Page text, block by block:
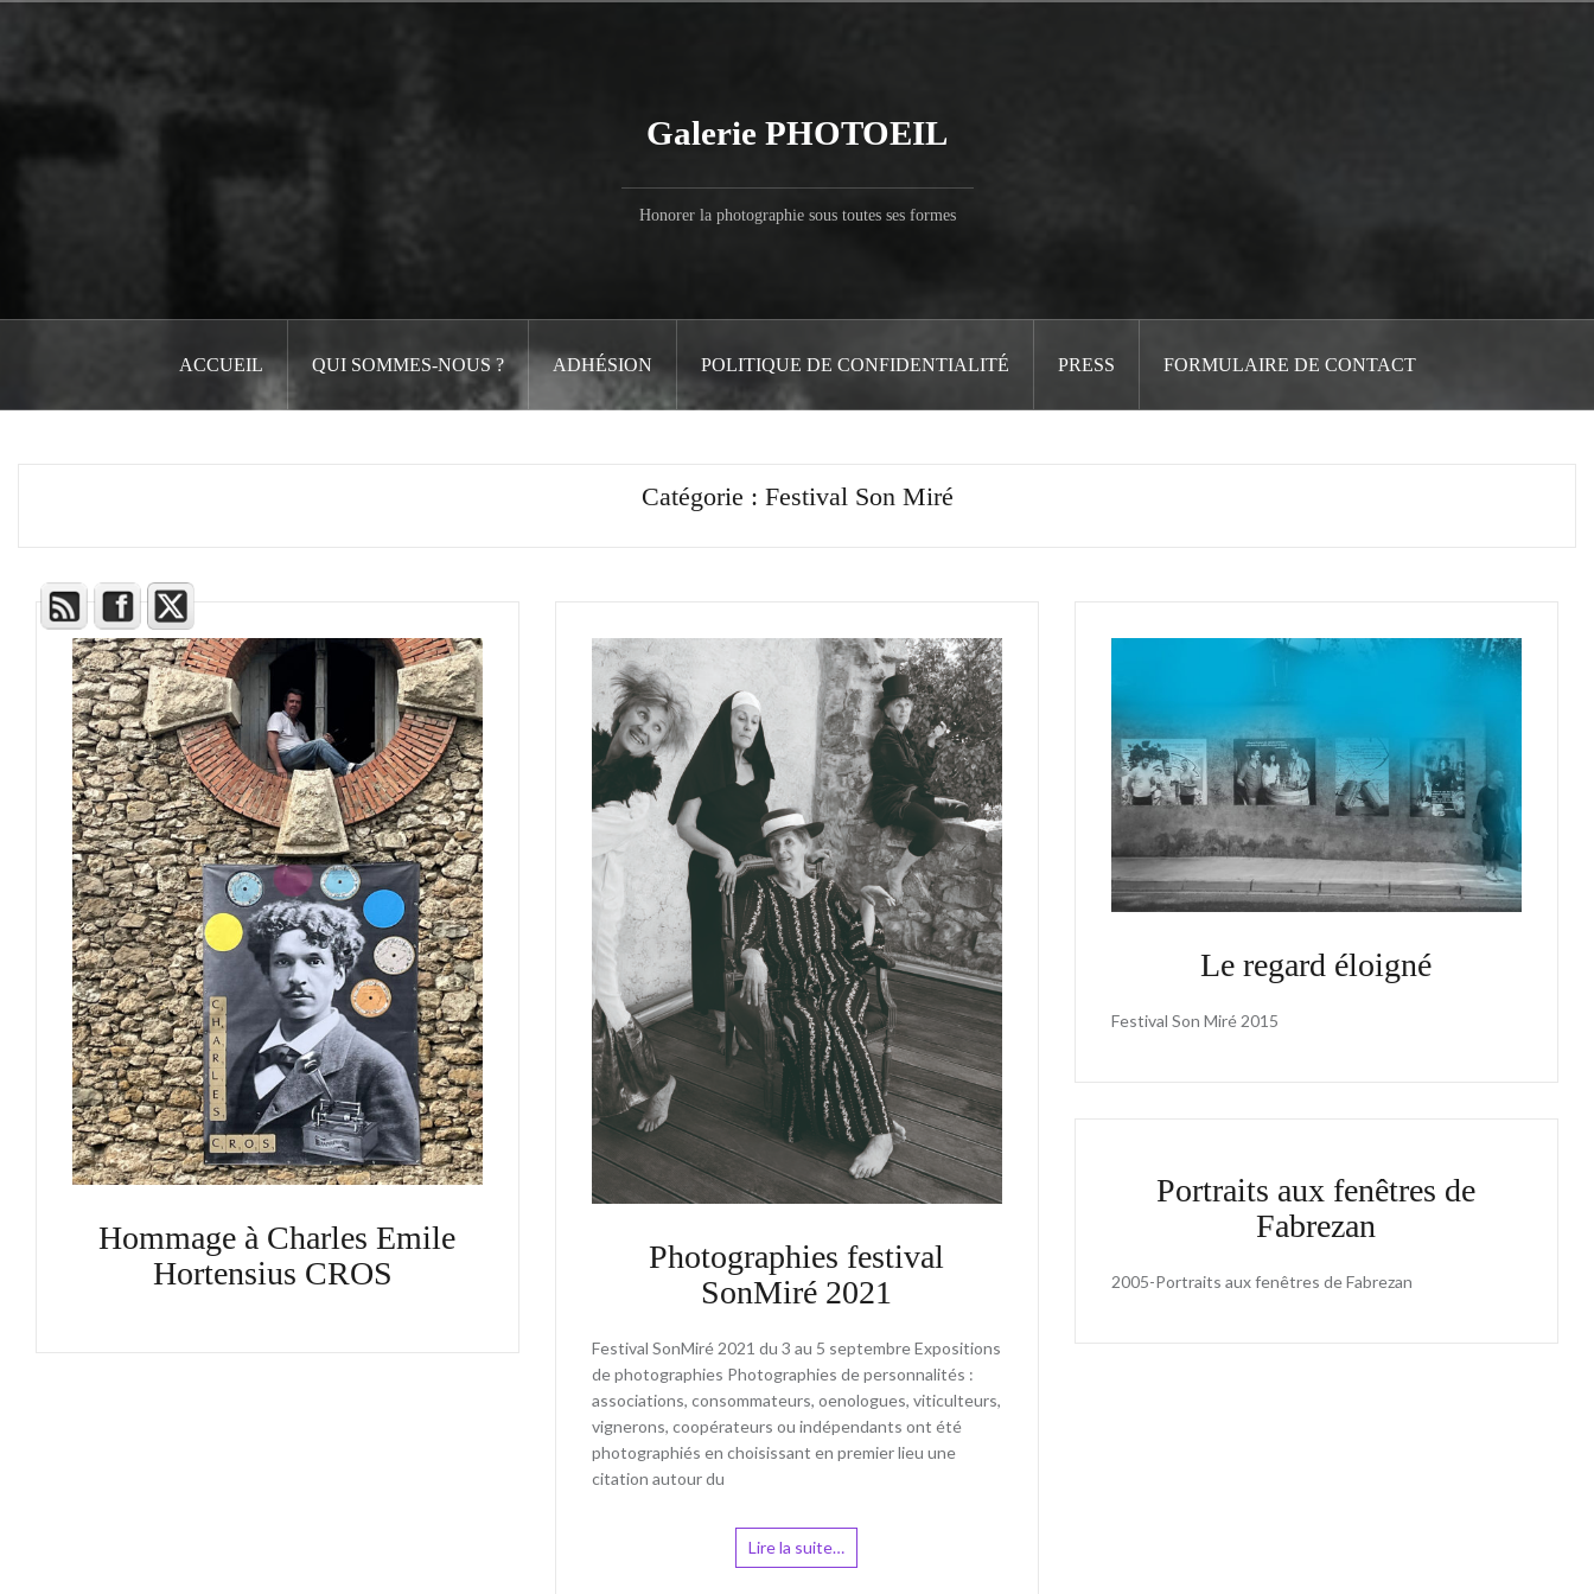
Galerie PHOTOEIL
Honorer la photographie sous toutes ses formes
ACCUEIL QUI SOMMES-NOUS ? ADHÉSION POLITIQUE DE CONFIDENTIALITÉ PRESS FORMULAIRE DE CONTACT
Catégorie : Festival Son Miré
Hommage à Charles Emile
Hortensius CROS
Photographies festival
SonMiré 2021
Festival SonMiré 2021 du 3 au 5 septembre Expositions
de photographies Photographies de personnalités :
associations, consommateurs, oenologues, viticulteurs,
vignerons, coopérateurs ou indépendants ont été
photographiés en choisissant en premier lieu une
citation autour du
Lire la suite…
Le regard éloigné
Festival Son Miré 2015
Portraits aux fenêtres de
Fabrezan
2005-Portraits aux fenêtres de Fabrezan